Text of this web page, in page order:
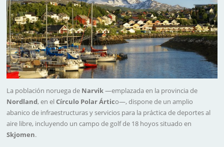
La población noruega de Narvik—emplazada en la provincia de
Nordland, en el Círculo Polar Ártico—, dispone de un amplio
abanico de infraestructuras y servicios para la práctica de deportes al
aire libre, incluyendo un campo de golf de 18 hoyos situado en
Skjomen.